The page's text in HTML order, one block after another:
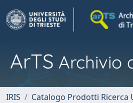
ArTS Archivio
IRIS Catalogo Prodotti Ricerca